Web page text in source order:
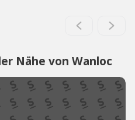
Nähe von Wanloc